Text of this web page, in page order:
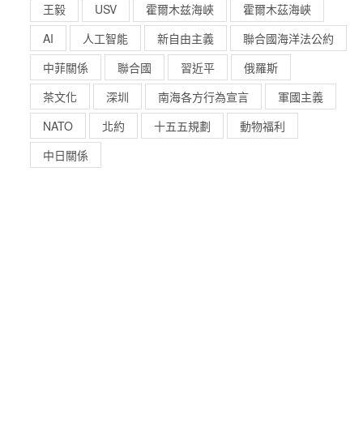
王毅
USV 霍爾木兹海峽
霍爾木茲海峽
AI
人工智能 新自由主義
聯合國海洋法公約
中菲關係
聯合國 習近平
俄羅斯
茶文化
深圳 南海各方行為宣言
軍國主義
NATO
北約 十五五規劃
動物福利
中日關係